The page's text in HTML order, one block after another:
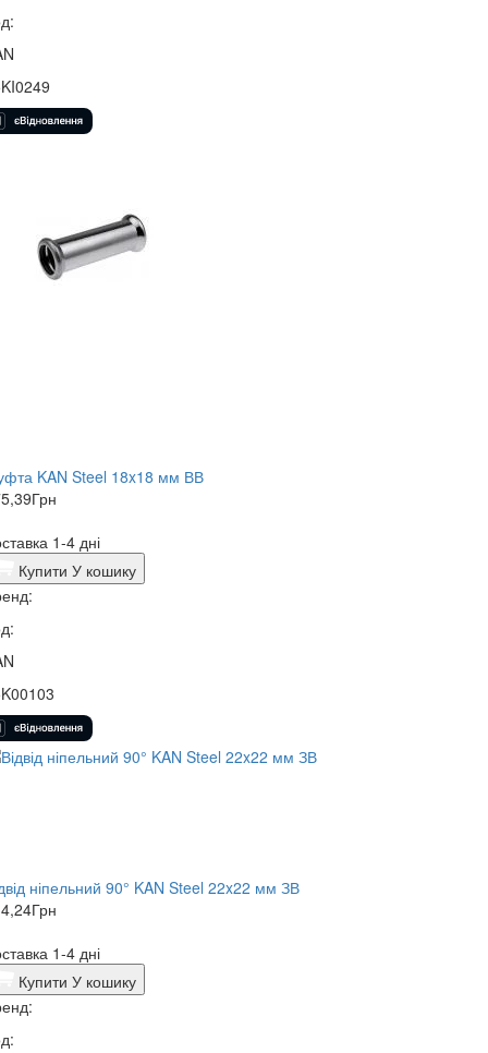
KAN Steel 18x18 мм ВВ
Грн
1-4 дні
Купити У кошику
ніпельний 90° KAN Steel 22x22 мм ЗВ
Грн
1-4 дні
Купити У кошику